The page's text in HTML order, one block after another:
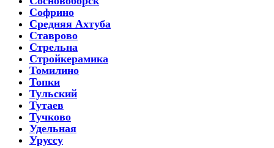
Софрино
Средняя Ахтуба
Ставрово
Стрельна
Стройкерамика
Томилино
Топки
Тульский
Тутаев
Тучково
Удельная
Уруссу